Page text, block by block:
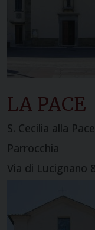
LA PACE
S. Cecilia alla Pace
Parrocchia
Via di Lucignano